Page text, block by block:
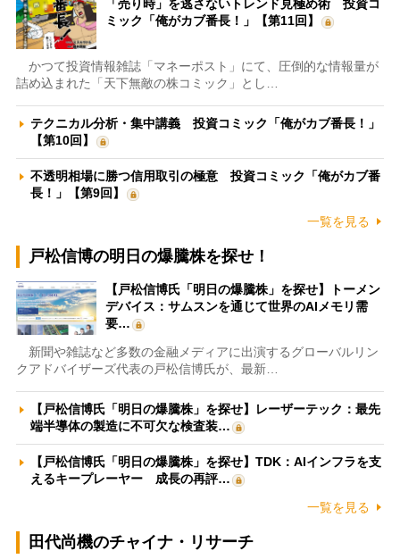
「売り時」を逃さないトレンド見極め術 投資コ
ミック「俺がカブ番長！」【第11回】
かつて投資情報雑誌「マネーポスト」にて、圧倒的な情報量が
詰め込まれた「天下無敵の株コミック」とし…
テクニカル分析・集中講義 投資コミック「俺がカブ番長！」
【第10回】
不透明相場に勝つ信用取引の極意 投資コミック「俺がカブ番
長！」【第9回】
一覧を見る
戸松信博の明日の爆騰株を探せ！
【戸松信博氏「明日の爆騰株」を探せ】トーメン
デバイス：サムスンを通じて世界のAIメモリ需
要…
新聞や雑誌など多数の金融メディアに出演するグローバルリン
クアドバイザーズ代表の戸松信博氏が、最新…
【戸松信博氏「明日の爆騰株」を探せ】レーザーテック：最先
端半導体の製造に不可欠な検査装…
【戸松信博氏「明日の爆騰株」を探せ】TDK：AIインフラを支
えるキープレーヤー 成長の再評…
一覧を見る
田代尚機のチャイナ・リサーチ